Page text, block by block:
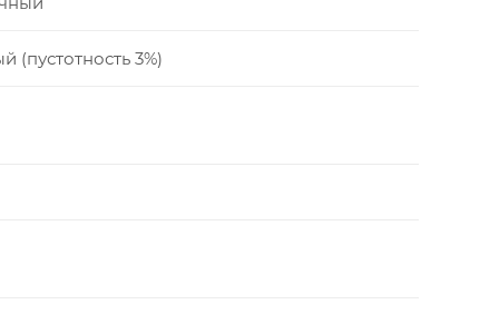
(пустотность 3%)